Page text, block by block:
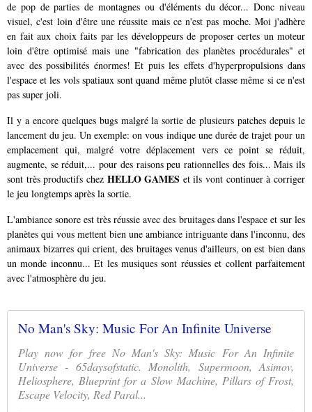
de pop de parties de montagnes ou d'éléments du décor... Donc niveau
visuel, c'est loin d'être une réussite mais ce n'est pas moche. Moi j'adhère
en fait aux choix faits par les développeurs de proposer certes un moteur
loin d'être optimisé mais une "fabrication des planètes procédurales" et
avec des possibilités énormes! Et puis les effets d'hyperpropulsions dans
l'espace et les vols spatiaux sont quand même plutôt classe même si ce n'est
pas super joli.
Il y a encore quelques bugs malgré la sortie de plusieurs patches depuis le
lancement du jeu. Un exemple: on vous indique une durée de trajet pour un
emplacement qui, malgré votre déplacement vers ce point se réduit,
augmente, se réduit,... pour des raisons peu rationnelles des fois... Mais ils
sont très productifs chez HELLO GAMES et ils vont continuer à corriger
le jeu longtemps après la sortie.
L'ambiance sonore est très réussie avec des bruitages dans l'espace et sur les
planètes qui vous mettent bien une ambiance intriguante dans l'inconnu, des
animaux bizarres qui crient, des bruitages venus d'ailleurs, on est bien dans
un monde inconnu... Et les musiques sont réussies et collent parfaitement
avec l'atmosphère du jeu.
No Man's Sky: Music For An Infinite Universe
Play now for free No Man's Sky: Music For An Infinite
Universe - 65daysofstatic. Monolith, Supermoon, Asimov,
Heliosphere, Blueprint for a Slow Machine, Pillars of Frost,
Escape Velocity, Red Paral...